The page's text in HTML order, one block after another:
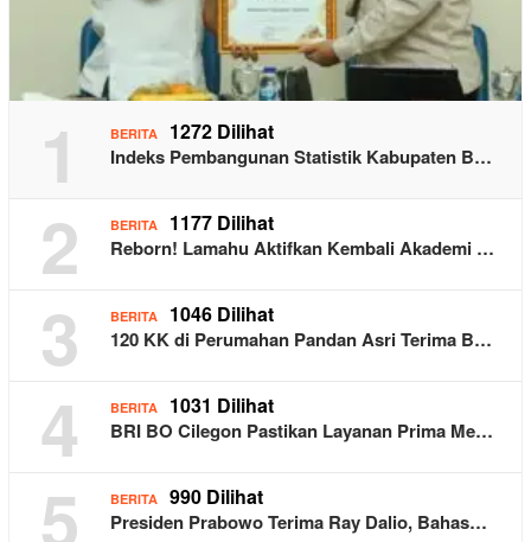
1 BERITA 1272 Dilihat
Indeks Pembangunan Statistik Kabupaten B…
2 BERITA 1177 Dilihat
Reborn! Lamahu Aktifkan Kembali Akademi …
3 BERITA 1046 Dilihat
120 KK di Perumahan Pandan Asri Terima B…
4 BERITA 1031 Dilihat
BRI BO Cilegon Pastikan Layanan Prima Me…
5 BERITA 990 Dilihat
Presiden Prabowo Terima Ray Dalio, Bahas…